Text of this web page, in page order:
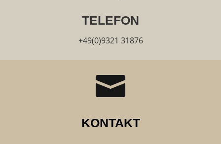
TELEFON
+49(0)9321 31876

KONTAKT